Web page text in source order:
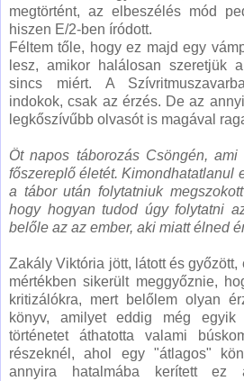
megtörtént, az elbeszélés mód
hiszen E/2-ben íródott.
Féltem tőle, hogy ez majd egy
lesz, amikor halálosan szeretjük
sincs miért. A
indokok, csak az érzés. De az
legkőszívűbb olvasót is magával
Öt napos táborozás Csöngén, ami
főszereplő életét. Kimondhatatlanul
a tábor után folytatniuk
hogy hogyan tudod úgy folytatni
belőle az az ember, aki miatt élned
Zakály Viktória jött, látott és
mértékben sikerült meggyőznie,
kritizálókra, mert belőlem olyan
könyv, amilyet eddig még
történetet áthatotta valami
részeknél, ahol egy "átlagos"
annyira hatalmába kerített ez